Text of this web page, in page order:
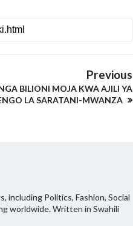
Previous
BILIONI MOJA KWA AJILI YA
LA SARATANI-MWANZA
including Politics, Fashion, Social
worldwide. Written in Swahili